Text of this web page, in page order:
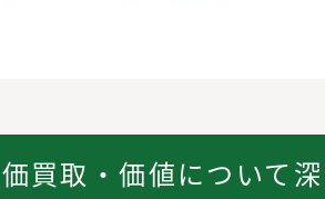
買取・価値について